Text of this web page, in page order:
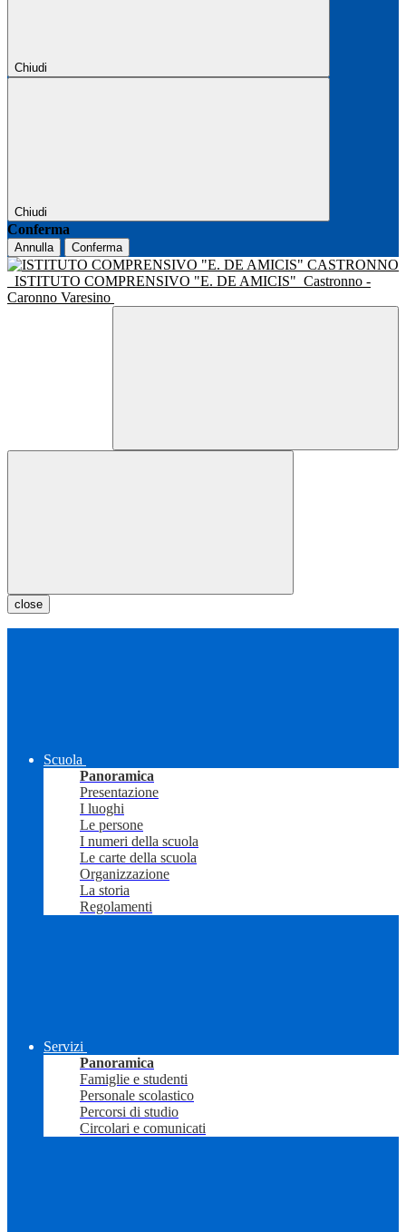
Chiudi
Chiudi
Conferma
Annulla Conferma
ISTITUTO COMPRENSIVO "E. DE AMICIS" Castronno -
Caronno Varesino
close
Scuola
Panoramica
Presentazione
I luoghi
Le persone
I numeri della scuola
Le carte della scuola
Organizzazione
La storia
Regolamenti
Servizi
Panoramica
Famiglie e studenti
Personale scolastico
Percorsi di studio
Circolari e comunicati